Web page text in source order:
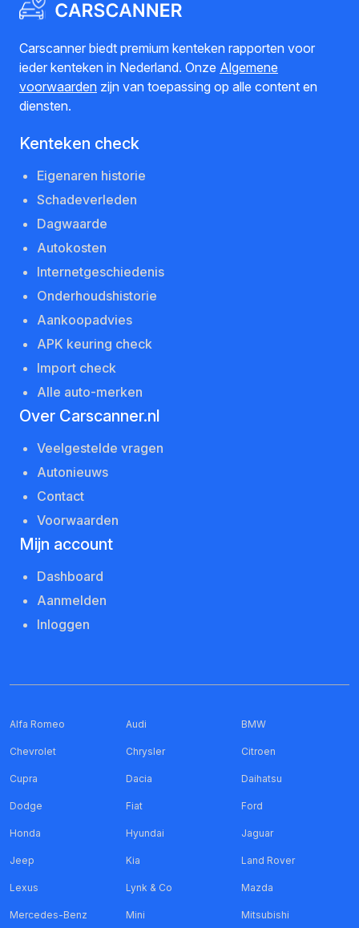
Carscanner biedt premium kenteken rapporten voor
ieder kenteken in Nederland. Onze Algemene
voorwaarden zijn van toepassing op alle content en
diensten.
Kenteken check
Eigenaren historie
Schadeverleden
Dagwaarde
Autokosten
Internetgeschiedenis
Onderhoudshistorie
Aankoopadvies
APK keuring check
Import check
Alle auto-merken
Over Carscanner.nl
Veelgestelde vragen
Autonieuws
Contact
Voorwaarden
Mijn account
Dashboard
Aanmelden
Inloggen
Alfa Romeo Audi BMW
Chevrolet Chrysler Citroen
Cupra Dacia Daihatsu
Dodge Fiat Ford
Honda Hyundai Jaguar
Jeep Kia Land Rover
Lexus Lynk & Co Mazda
Mercedes-Benz Mini Mitsubishi